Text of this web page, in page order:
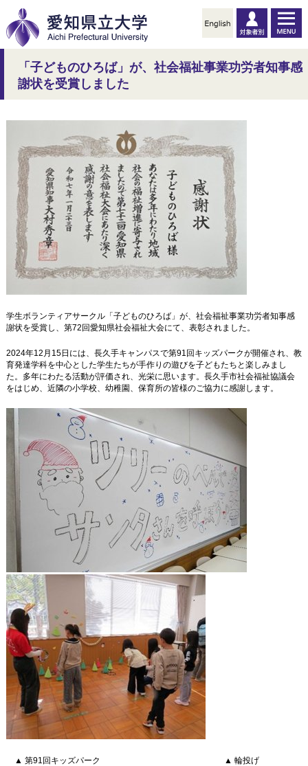
「子どものひろば」が、社会福祉事業功労者知事感
謝状を受賞しました
学生ボランティアサークル「子どものひろば」が、社会福祉事業功労者知事感
謝状を受賞し、第72回愛知県社会福祉大会にて、表彰されました。
2024年12 月 15日には、長久手キャンパスで第91 回キッズパークが開催され、教
育発達学科を中心とした学生たちが手作りの遊びを子どもたちと楽しみまし
た。多年にわたる活動が評価され、光栄に思います。長久手市社会福祉協議会
をはじめ、近隣の小学校、幼稚園、保育所の皆様のご協力に感謝します。
▲ 第91 回キッズパーク ▲ 輪投げ